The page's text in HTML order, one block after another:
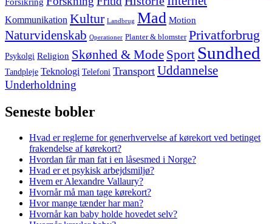
Kommunikation Kultur Landbrug Mad Motion
Naturvidenskab Operationer Planter & blomster Privatforbrug
Psykolgi Religion Skønhed & Mode Sport Sundhed
Tandpleje Teknologi Telefoni Transport Uddannelse
Underholdning
Seneste bobler
Hvad er reglerne for generhvervelse af kørekort ved betinget
frakendelse af kørekort?
Hvordan får man fat i en låsesmed i Norge?
Hvad er et psykisk arbejdsmiljø?
Hvem er Alexandre Vallaury?
Hvornår må man tage kørekort?
Hvor mange tænder har man?
Hvornår kan baby holde hovedet selv?